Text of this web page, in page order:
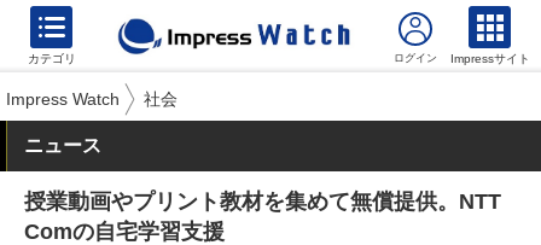
カテゴリ Impressサイト
Impress Watch 社会
ニュース
授業動画やプリント教材を集めて無償提供。NTT
Comの自宅学習支援